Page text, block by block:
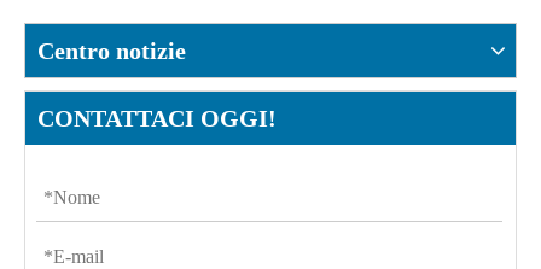
Centro notizie
CONTATTACI OGGI!